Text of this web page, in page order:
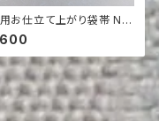
お仕立て上がり袋帯 NO.